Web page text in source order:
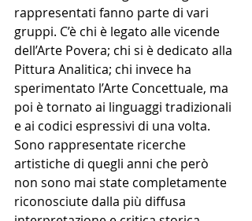
rappresentati fanno parte di vari
gruppi. C’è chi è legato alle vicende
dell’Arte Povera; chi si è dedicato alla
Pittura Analitica; chi invece ha
sperimentato l’Arte Concettuale, ma
poi è tornato ai linguaggi tradizionali
e ai codici espressivi di una volta.
Sono rappresentate ricerche
artistiche di quegli anni che però
non sono mai state completamente
riconosciute dalla più diffusa